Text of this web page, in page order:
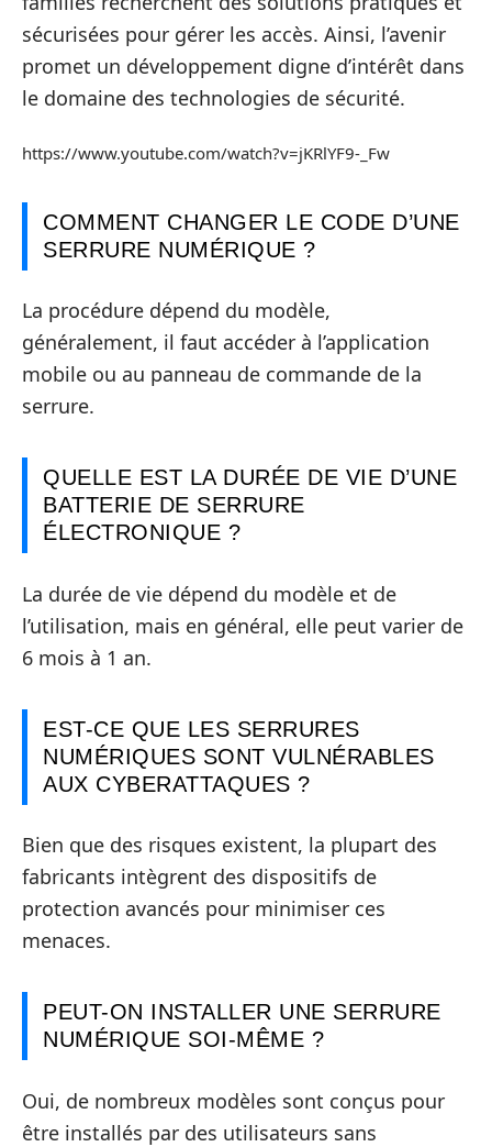
sécurisées pour gérer les accès. Ainsi, l’avenir
promet un développement digne d’intérêt dans
le domaine des technologies de sécurité.
https://www.youtube.com/watch?v=jKRlYF9-_Fw
COMMENT CHANGER LE CODE D’UNE
SERRURE NUMÉRIQUE ?
La procédure dépend du modèle,
généralement, il faut accéder à l’application
mobile ou au panneau de commande de la
serrure.
QUELLE EST LA DURÉE DE VIE D’UNE
BATTERIE DE SERRURE
ÉLECTRONIQUE ?
La durée de vie dépend du modèle et de
l’utilisation, mais en général, elle peut varier de
6 mois à 1 an.
EST-CE QUE LES SERRURES
NUMÉRIQUES SONT VULNÉRABLES
AUX CYBERATTAQUES ?
Bien que des risques existent, la plupart des
fabricants intègrent des dispositifs de
protection avancés pour minimiser ces
menaces.
PEUT-ON INSTALLER UNE SERRURE
NUMÉRIQUE SOI-MÊME ?
Oui, de nombreux modèles sont conçus pour
être installés par des utilisateurs sans